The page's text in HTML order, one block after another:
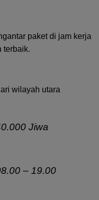
paket di jam kerja
terbaik.
wilayah utara
Jiwa
– 19.00